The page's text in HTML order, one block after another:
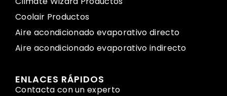
Coolair Productos
Aire acondicionado evaporativo directo
Aire acondicionado evaporativo indirecto
ENLACES RÁPIDOS
Contacta con un experto